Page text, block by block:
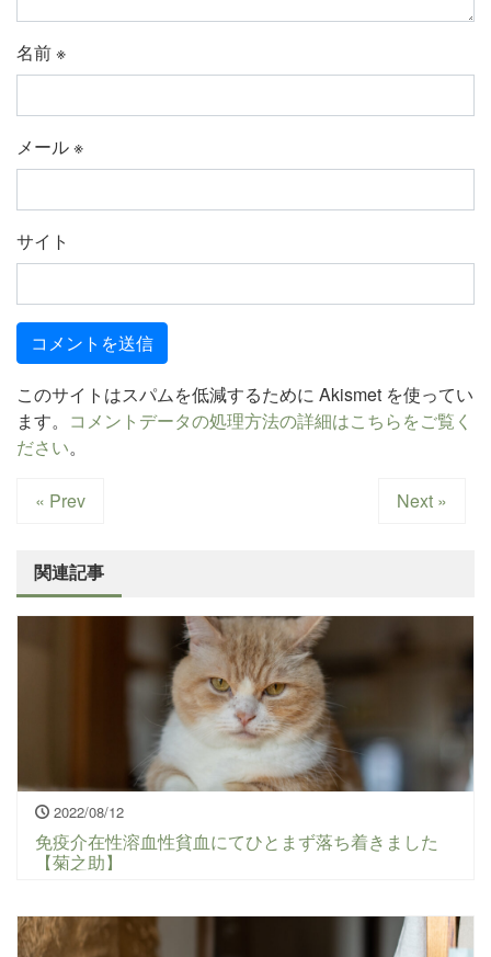
名前※
メール※
サイト
このサイトはスパムを低減するために Akismet を使ってい
ます。 コメントデータの処理方法の詳細はこちらをご覧く
ださい。
« Prev Next »
関連記事
2022/08/12
免疫介在性溶血性貧血にてひとまず落ち着きました
【菊之助】